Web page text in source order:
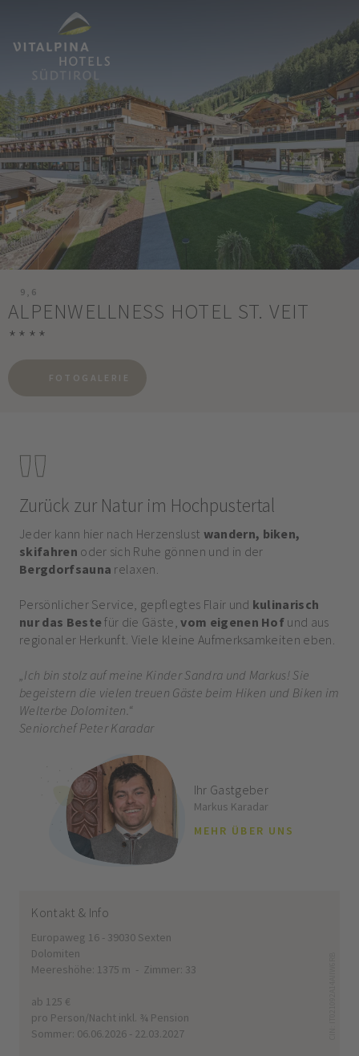
9,6
ALPENWELLNESS HOTEL ST. VEIT
****
FOTOGALERIE
Zurück zur Natur im Hochpustertal
Jeder kann hier nach Herzenslust wandern, biken,
skifahren oder sich Ruhe gönnen und in der
Bergdorfsauna relaxen.
Persönlicher Service, gepflegtes Flair und kulinarisch
nur das Beste für die Gäste,vom eigenen Hof und aus
regionaler Herkunft. Viele kleine Aufmerksamkeiten eben.
„Ich bin stolz auf meine Kinder Sandra und Markus! Sie
begeistern die vielen treuen Gäste beim Hiken und Biken im
Welterbe Dolomiten.“
Seniorchef Peter Karadar
Ihr Gastgeber
Markus Karadar
MEHR ÜBER UNS
Kontakt & Info
Europaweg 16 - 39030 Sexten
Dolomiten
Meereshöhe: 1375 m - Zimmer: 33
ab 125 €
pro Person/Nacht inkl. ¾ Pension
Sommer: 06.06.2026 - 22.03.2027